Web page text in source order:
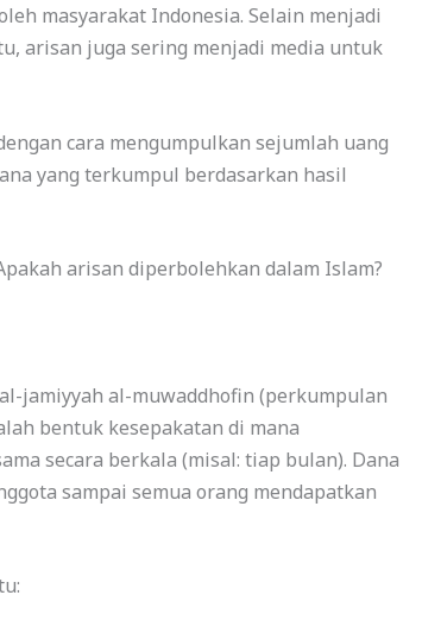
masyarakat Indonesia. Selain menjadi
arisan juga sering menjadi media untuk
cara mengumpulkan sejumlah uang
yang terkumpul berdasarkan hasil
arisan diperbolehkan dalam Islam?
jamiyyah al-muwaddhofin (perkumpulan
bentuk kesepakatan di mana
secara berkala (misal: tiap bulan). Dana
sampai semua orang mendapatkan